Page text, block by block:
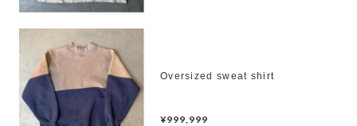
Oversized sweat shirt
¥999,999